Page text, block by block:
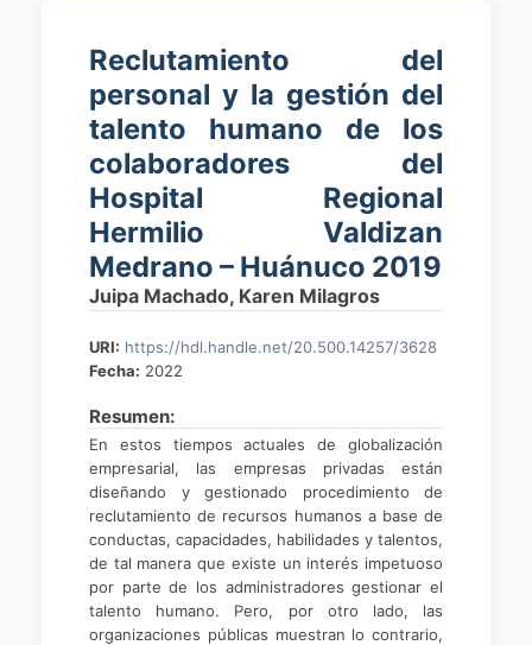
Reclutamiento del
personal y la gestión del
talento humano de los
colaboradores del
Hospital Regional
Hermilio Valdizan
Medrano – Huánuco 2019
Juipa Machado, Karen Milagros
URI: https://hdl.handle.net/20.500.14257/3628
Fecha: 2022
Resumen:
En estos tiempos actuales de globalización
empresarial, las empresas privadas están
diseñando y gestionado procedimiento de
reclutamiento de recursos humanos a base de
conductas, capacidades, habilidades y talentos,
de tal manera que existe un interés impetuoso
por parte de los administradores gestionar el
talento humano. Pero, por otro lado, las
organizaciones públicas muestran lo contrario,